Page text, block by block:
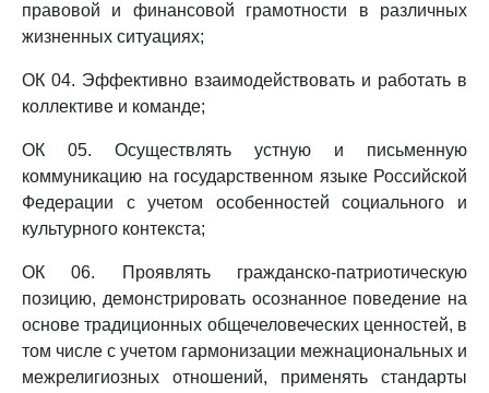
правовой и финансовой грамотности в различных
жизненных ситуациях;
ОК 04. Эффективно взаимодействовать и работать в
коллективе и команде;
ОК 05. Осуществлять устную и письменную
коммуникацию на государственном языке Российской
Федерации с учетом особенностей социального и
культурного контекста;
ОК 06. Проявлять гражданско-патриотическую
позицию, демонстрировать осознанное поведение на
основе традиционных общечеловеческих ценностей, в
том числе с учетом гармонизации межнациональных и
межрелигиозных отношений, применять стандарты